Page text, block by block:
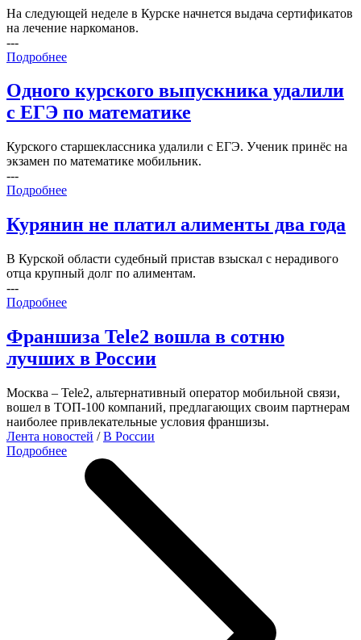
На следующей неделе в Курске начнется выдача сертификатов
на лечение наркоманов.
---
Подробнее
Одного курского выпускника удалили
с ЕГЭ по математике
Курского старшеклассника удалили с ЕГЭ. Ученик принёс на
экзамен по математике мобильник.
---
Подробнее
Курянин не платил алименты два года
В Курской области судебный пристав взыскал с нерадивого
отца крупный долг по алиментам.
---
Подробнее
Франшиза Tele2 вошла в сотню
лучших в России
Москва – Tele2, альтернативный оператор мобильной связи,
вошел в ТОП-100 компаний, предлагающих своим партнерам
наиболее привлекательные условия франшизы.
Лента новостей /В России
Подробнее